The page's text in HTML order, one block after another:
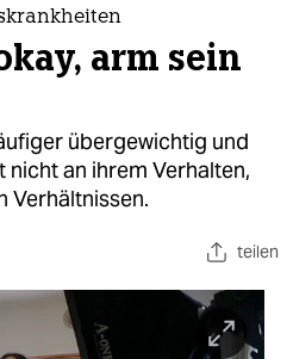
arm sein
übergewichtig und
an ihrem Verhalten,
Verhältnissen.
teilen